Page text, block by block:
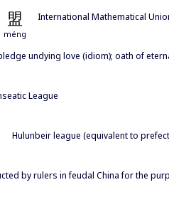
盟
méng
International Mathematical
undying love (idiom); oath of
League
Hulunbeir league (equivalent to
by rulers in feudal China for the